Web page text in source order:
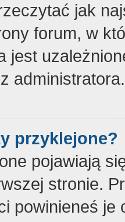
jak
forum, w
jest
administratora.
przyklejone?
pojawiają
stronie.
powinieneś je